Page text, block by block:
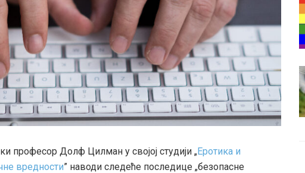
професор Долф Цилман у својој студији „Еротика и
вредности” наводи следеће последице „безопасне